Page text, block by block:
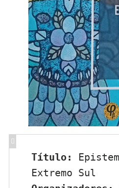
Título:
Extremo Sul